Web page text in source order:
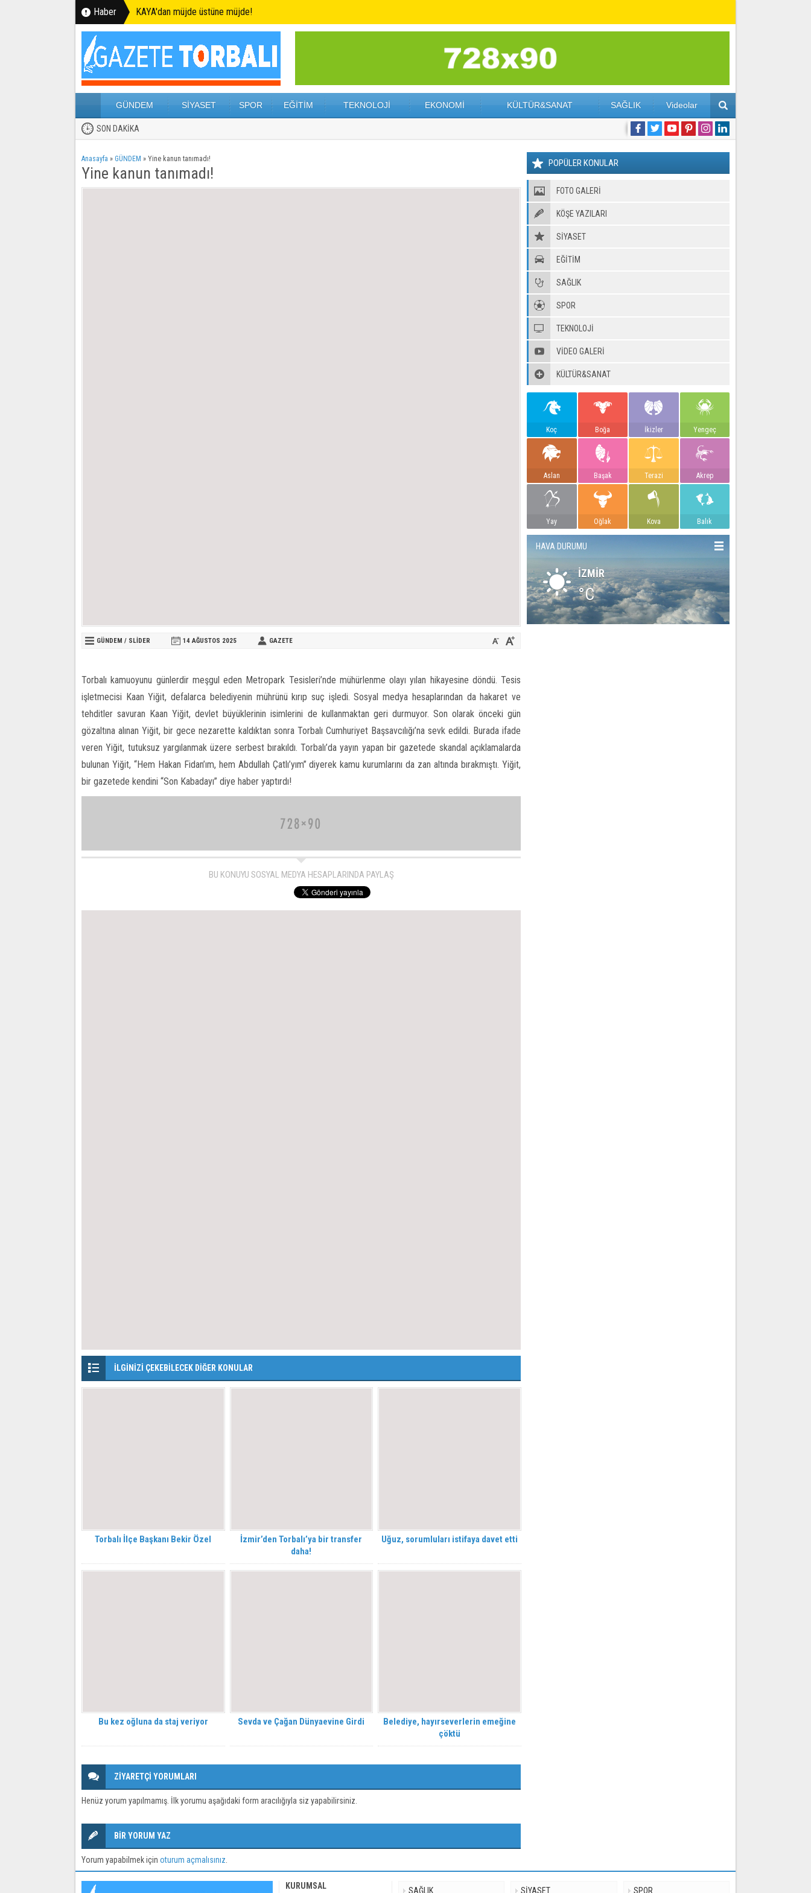
Haber KAYA'dan müjde üstüne müjde!
GÜNDEM SİYASET SPOR EĞİTİM TEKNOLOJİ EKONOMİ KÜLTÜR&SANAT SAĞLIK Videolar
SON DAKİKA
Anasayfa » GÜNDEM » Yine kanun tanımadı!
Yine kanun tanımadı!
GÜNDEM / SLİDER 14 AĞUSTOS 2025 GAZETE
Torbalı kamuoyunu günlerdir meşgul eden Metropark Tesisleri’nde mühürlenme olayı yılan hikayesine döndü. Tesis
işletmecisi Kaan Yiğit, defalarca belediyenin mührünü kırıp suç işledi. Sosyal medya hesaplarından da hakaret ve
tehditler savuran Kaan Yiğit, devlet büyüklerinin isimlerini de kullanmaktan geri durmuyor. Son olarak önceki gün
gözaltına alınan Yiğit, bir gece nezarette kaldıktan sonra Torbalı Cumhuriyet Başsavcılığı’na sevk edildi. Burada ifade
veren Yiğit, tutuksuz yargılanmak üzere serbest bırakıldı. Torbalı’da yayın yapan bir gazetede skandal açıklamalarda
bulunan Yiğit, “Hem Hakan Fidan’ım, hem Abdullah Çatlı’yım” diyerek kamu kurumlarını da zan altında bırakmıştı. Yiğit,
bir gazetede kendini “Son Kabadayı” diye haber yaptırdı!
BU KONUYU SOSYAL MEDYA HESAPLARINDA PAYLAŞ
İLGİNİZİ ÇEKEBİLECEK DİĞER KONULAR
Torbalı İlçe Başkanı Bekir Özel
İzmir’den Torbalı’ya bir transfer
daha!
Uğuz, sorumluları istifaya davet etti
Bu kez oğluna da staj veriyor Sevda ve Çağan Dünyaevine Girdi
Belediye, hayırseverlerin emeğine
çöktü
ZİYARETÇİ YORUMLARI
Henüz yorum yapılmamış. İlk yorumu aşağıdaki form aracılığıyla siz yapabilirsiniz.
BİR YORUM YAZ
Yorum yapabilmek için oturum açmalısınız.
POPÜLER KONULAR
FOTO GALERI
KÖŞE YAZILARI
SİYASET
EĞİTİM
SAĞLIK
SPOR
TEKNOLOJİ
VIDEO GALERI
KÜLTÜR&SANAT
Koç Boğa İkizler Yengeç
Aslan Başak Terazi Akrep
Yay Oğlak Kova Balık
HAVA DURUMU
İZMİR
°C
KURUMSAL SAĞLIK SİYASET SPOR